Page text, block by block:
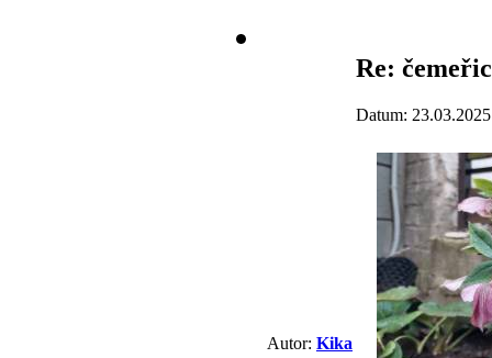
Autor: Kika
Re:
Datum: